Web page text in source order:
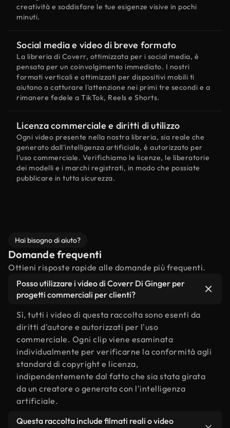
creatività e soddisfare le tue esigenze visive in pochi
minuti.
Social media e video di breve formato
La libreria di Coverr, ottimizzata per i social media, è
pensata per un coinvolgimento immediato. I nostri
formati verticali e ottimizzati per dispositivi mobili ti
aiutano a catturare l'attenzione nei primi tre secondi e a
rimanere fedele a TikTok, Reels e Shorts.
Licenza commerciale e diritti di utilizzo
Ogni video presente nella nostra libreria, sia reale che
generato dall'intelligenza artificiale, è autorizzato per
l'uso commerciale. Verifichiamo le licenze, le liberatorie
dei modelli e i marchi registrati, in modo che possiate
pubblicare in tutta sicurezza.
Hai bisogno di aiuto?
Domande frequenti
Ottieni risposte rapide alle domande più frequenti.
Posso utilizzare i video di Coverr Di Ginger per
progetti commerciali per clienti?
Sì, tutti i video di questa raccolta sono esenti da
diritti d'autore e autorizzati per l'uso
commerciale. Ogni clip viene esaminata
individualmente per verificarne la conformità agli
standard di copyright e licenza,
indipendentemente dal fatto che sia stata girata
da un creatore o generata con l'intelligenza
artificiale.
Questa raccolta include filmati reali o video